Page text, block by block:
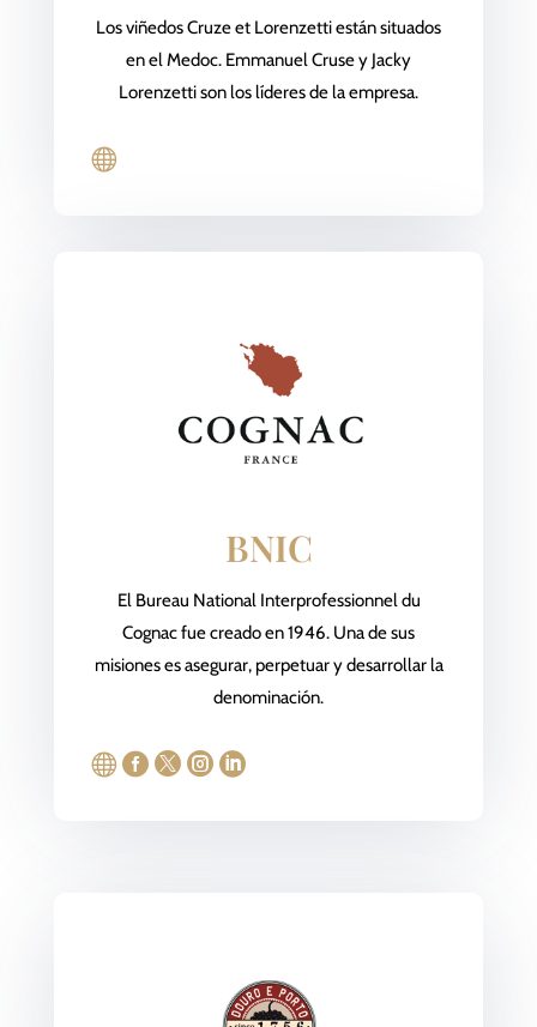
Los viñedos Cruze et Lorenzetti están situados
en el Medoc. Emmanuel Cruse y Jacky
Lorenzetti son los líderes de la empresa.

BNIC
El Bureau National Interprofessionnel du
Cognac fue creado en 1946. Una de sus
misiones es asegurar, perpetuar y desarrollar la
denominación.
    